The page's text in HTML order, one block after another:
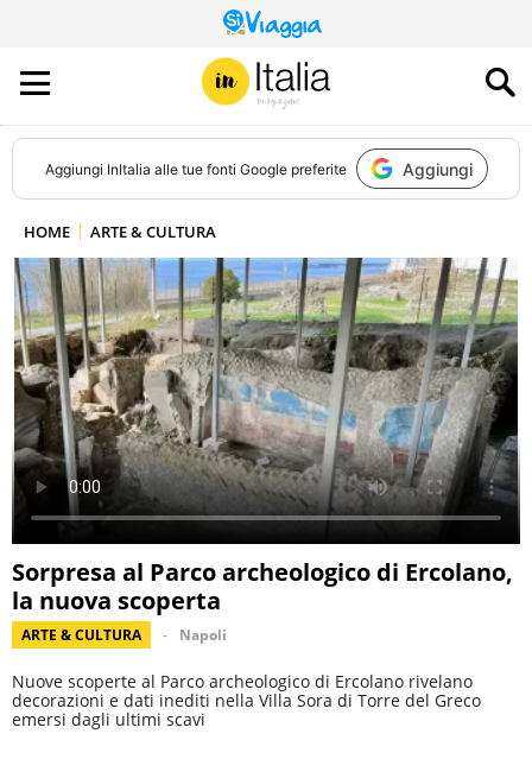
QUESTO
SITO
CONTRIBUISCE
ALL’AUDIENCE
DI
Aggiungi InItalia alle tue fonti Google preferite Aggiungi
HOME ARTE & CULTURA
Sorpresa al Parco archeologico di Ercolano,
la nuova scoperta
ARTE & CULTURA Napoli
Nuove scoperte al Parco archeologico di Ercolano rivelano
decorazioni e dati inediti nella Villa Sora di Torre del Greco
emersi dagli ultimi scavi